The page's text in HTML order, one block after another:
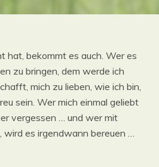
hat, bekommt es auch. Wer es
zu bringen, dem werde ich
mich zu lieben, wie ich bin,
sein. Wer mich einmal geliebt
vergessen … und wer mit
wird es irgendwann bereuen …